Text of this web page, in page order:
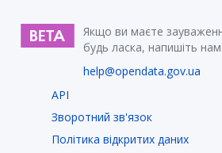
Якщо ви маєте
будь ласка, напишіть нам:
help@opendata.gov.ua
API
Зворотний зв'язок
Політика відкритих даних